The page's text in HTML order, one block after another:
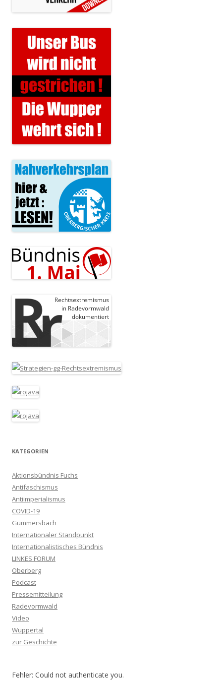
KATEGORIEN
Aktionsbündnis Fuchs
Antifaschismus
Antiimperialismus
COVID-19
Gummersbach
Internationaler Standpunkt
Internationalistisches Bündnis
LINKES FORUM
Oberberg
Podcast
Pressemitteilung
Radevormwald
Video
Wuppertal
zur Geschichte
Fehler: Could not authenticate you.